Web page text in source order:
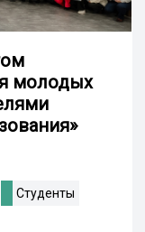
молодых
Студенты